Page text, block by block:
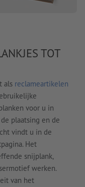
TOT
als reclameartikelen
voor u in
plaatsing en de
vindt u in de
Het
snijplank,
werken.
van het